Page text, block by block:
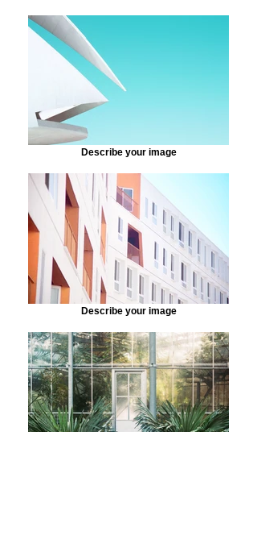
Describe your image
Describe your image